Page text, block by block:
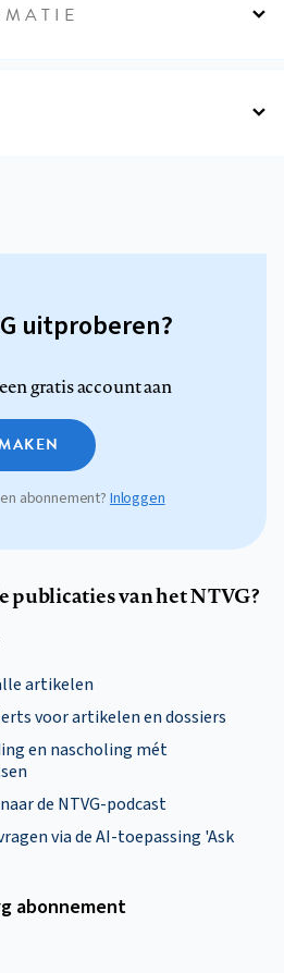
uitproberen?
een gratis account aan
abonnement?Inloggen
publicaties van het NTVG?
artikelen
voor artikelen en dossiers
en nascholing mét
de NTVG-podcast
via de AI-toepassing 'Ask
abonnement